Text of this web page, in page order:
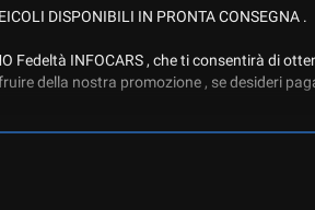
DISPONIBILI IN PRONTA CONSEGNA .
Fedeltà INFOCARS , che ti consentirà di
della nostra promozione , se desideri